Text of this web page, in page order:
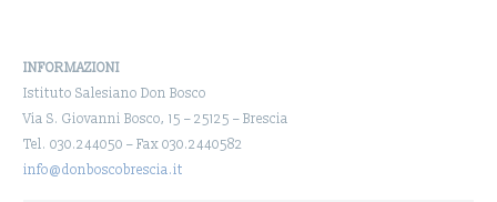
INFORMAZIONI
Istituto Salesiano Don Bosco
Via S. Giovanni Bosco, 15 – 25125 – Brescia
Tel. 030.244050 – Fax 030.2440582
info@donboscobrescia.it